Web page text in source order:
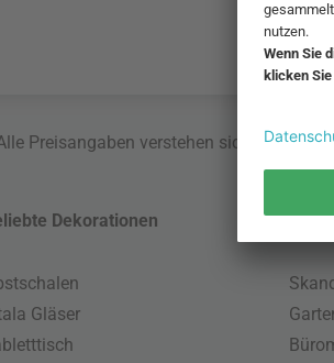
Preisangaben verstehen sich
Dekorationen
Gläser